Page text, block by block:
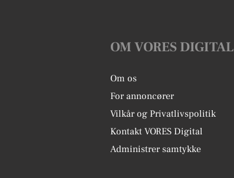
OM VORES DIGITAL
Om os
For annoncører
Vilkår og Privatlivspolitik
Kontakt VORES Digital
Administrer samtykke